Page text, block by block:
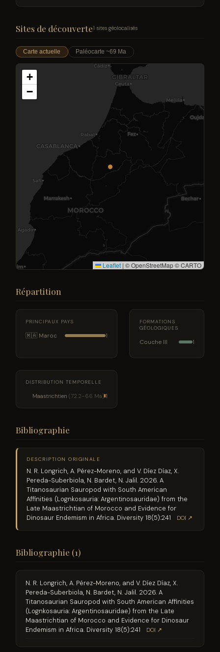
Sites de découverte1 sites géolocalisés
Carte actuelle Paléocarte ~69 Ma
+
−
Leaflet | © OpenStreetMap © CARTO
Répartition
PRINCIPAUX PAYS
🇲🇦 Maroc 1
FORMATIONS
GÉOLOGIQUES
Couche III 1
DISTRIBUTION TEMPORELLE
Maastrichtien (72.2–66 Ma) 1
Bibliographie
DESCRIPTION ORIGINALE
N. R. Longrich, A. Pérez-Moreno, and V. Díez Díaz, X.
Pereda-Suberbiola, N. Bardet, N. Jalil. 2026. A
Titanosaurian Sauropod with South American
Affinities (Lognkosauria: Argentinosauridae) from the
Late Maastrichtian of Morocco and Evidence for
Dinosaur Endemism in Africa. Diversity 18(5):241
DOI ↗
Bibliographie (1)
N. R. Longrich, A. Pérez-Moreno, and V. Díez Díaz, X.
Pereda-Suberbiola, N. Bardet, N. Jalil. 2026. A
Titanosaurian Sauropod with South American Affinities
(Lognkosauria: Argentinosauridae) from the Late
Maastrichtian of Morocco and Evidence for Dinosaur
Endemism in Africa. Diversity 18(5):241
DOI ↗